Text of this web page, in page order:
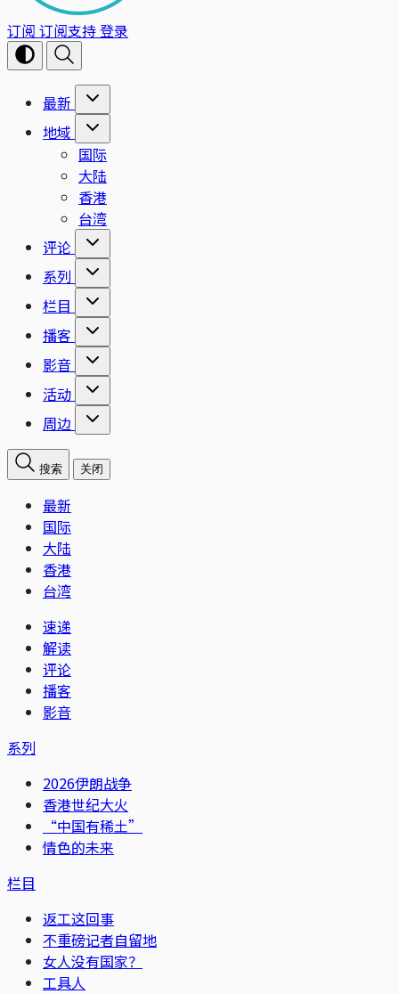
订阅 订阅支持登录
最新
地域
国际
大陆
香港
台湾
评论
系列
栏目
播客
影音
活动
周边
搜索 关闭
最新
国际
大陆
香港
台湾
速递
解读
评论
播客
影音
系列
2026伊朗战争
香港世纪大火
“中国有稀土”
情色的未来
栏目
返工这回事
不重磅记者自留地
女人没有国家？
工具人